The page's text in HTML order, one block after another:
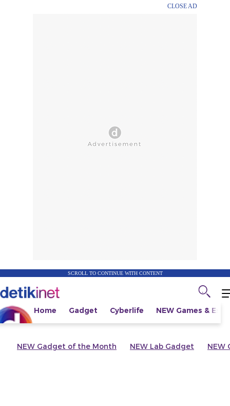
CLOSE AD
SCROLL TO CONTINUE WITH CONTENT
Home Gadget Cyberlife NEW Games &
NEW Gadget of the Month NEW Lab Gadget NEW